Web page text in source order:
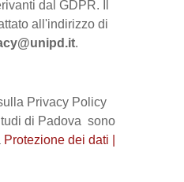
dal GDPR. Il
all'indirizzo di
.
Privacy Policy
di Padova sono
Protezione dei dati |